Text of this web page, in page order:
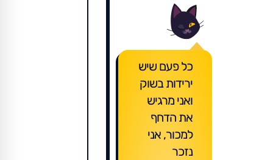
כל פעם שיש
ירידות בשוק
ואני מרגיש
את הדחף
למכור, אני
נזכר